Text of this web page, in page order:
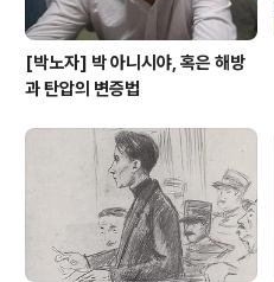
[박노자] 박 아니시야, 혹은 해방
과 탄압의 변증법